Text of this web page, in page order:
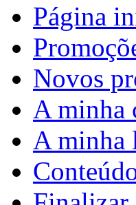
Página
Novos
A minha
A minha